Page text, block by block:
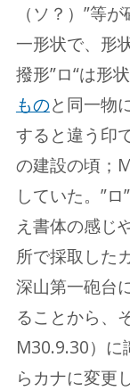
（ソ？）”等
一形状で、形
撥形”ロ“は形
ものと同一物
すると違う印
の建設の頃；
していた。”
え書体の感じ
所で採取した
深山第一砲台
ることから、
M30.9.30）に
らカナに変更